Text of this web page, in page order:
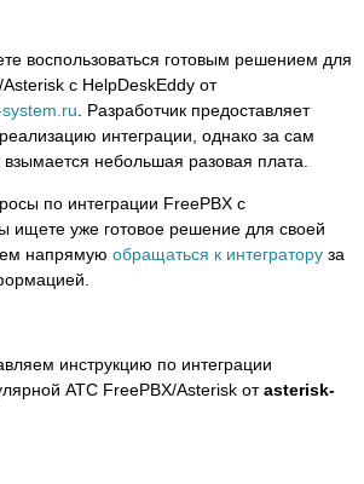
воспользоваться готовым решением для
с HelpDeskEddy от
. Разработчик предоставляет
интеграции, однако за сам
небольшая разовая плата.
по интеграции FreePBX с
ищете уже готовое решение для своей
напрямую обращаться к интегратору за
инструкцию по интеграции
АТС FreePBX/Asterisk отasterisk-